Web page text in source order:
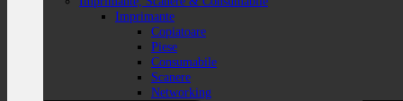
Imprimante
Copiatoare
Piese
Consumabile
Scanere
Networking